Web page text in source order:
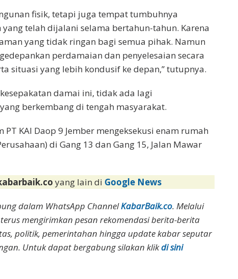
fisik, tetapi juga tempat tumbuhnya
telah dijalani selama bertahun-tahun. Karena
yang tidak ringan bagi semua pihak. Namun
perdamaian dan penyelesaian secara
situasi yang lebih kondusif ke depan,” tutupnya.
damai ini, tidak ada lagi
berkembang di tengah masyarakat.
KAI Daop 9 Jember mengeksekusi enam rumah
di Gang 13 dan Gang 15, Jalan Mawar
yang lain di Google News
dalam WhatsApp ChannelKabarBaik.co. Melalui
mengirimkan pesan rekomendasi berita-berita
politik, pemerintahan hingga update kabar seputar
Untuk dapat bergabung silakan klikdi sini